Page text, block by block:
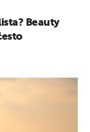
Beauty